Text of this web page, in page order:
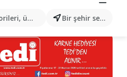
ürünleri arayın... Bir şehir seçin